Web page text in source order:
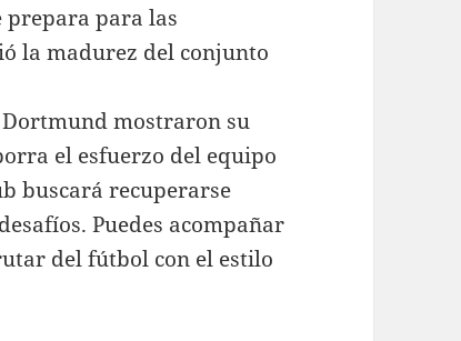
prepara para las
la madurez del conjunto
mostraron su
el esfuerzo del equipo
buscará recuperarse
Puedes acompañar
del fútbol con el estilo